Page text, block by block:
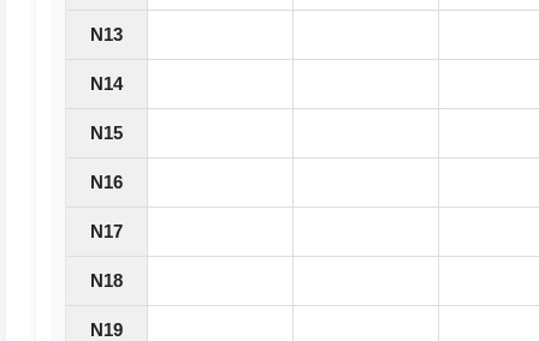
N13
N14
N15
N16
N17
N18
N19